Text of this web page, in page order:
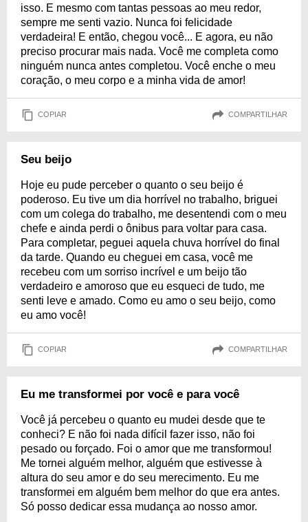
isso. E mesmo com tantas pessoas ao meu redor,
sempre me senti vazio. Nunca foi felicidade
verdadeira! E então, chegou você... E agora, eu não
preciso procurar mais nada. Você me completa como
ninguém nunca antes completou. Você enche o meu
coração, o meu corpo e a minha vida de amor!
COPIAR COMPARTILHAR
Seu beijo
Hoje eu pude perceber o quanto o seu beijo é
poderoso. Eu tive um dia horrível no trabalho, briguei
com um colega do trabalho, me desentendi com o meu
chefe e ainda perdi o ônibus para voltar para casa.
Para completar, peguei aquela chuva horrível do final
da tarde. Quando eu cheguei em casa, você me
recebeu com um sorriso incrível e um beijo tão
verdadeiro e amoroso que eu esqueci de tudo, me
senti leve e amado. Como eu amo o seu beijo, como
eu amo você!
COPIAR COMPARTILHAR
Eu me transformei por você e para você
Você já percebeu o quanto eu mudei desde que te
conheci? E não foi nada difícil fazer isso, não foi
pesado ou forçado. Foi o amor que me transformou!
Me tornei alguém melhor, alguém que estivesse à
altura do seu amor e do seu merecimento. Eu me
transformei em alguém bem melhor do que era antes.
Só posso dedicar essa mudança ao nosso amor.